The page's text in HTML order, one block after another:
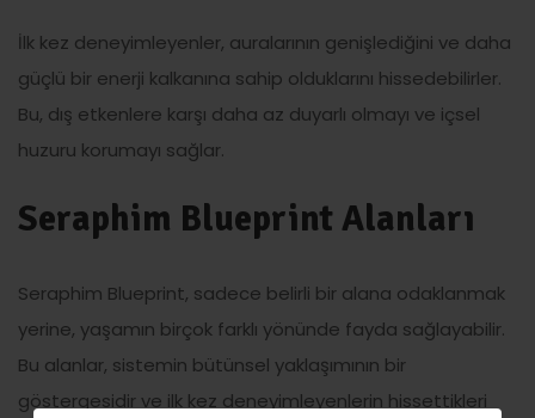
İlk kez deneyimleyenler, auralarının genişlediğini ve daha
güçlü bir enerji kalkanına sahip olduklarını hissedebilirler.
Bu, dış etkenlere karşı daha az duyarlı olmayı ve içsel
huzuru korumayı sağlar.
Seraphim Blueprint Alanları
Seraphim Blueprint, sadece belirli bir alana odaklanmak
yerine, yaşamın birçok farklı yönünde fayda sağlayabilir.
Bu alanlar, sistemin bütünsel yaklaşımının bir
göstergesidir ve ilk kez deneyimleyenlerin hissettikleri